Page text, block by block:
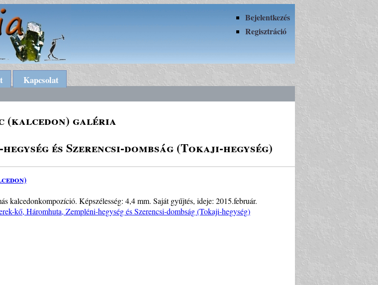
Bejelentkezés
Regisztráció
Kapcsolat
(kalcedon) galéria
és Szerencsi-dombság (Tokaji-hegység)
kalcedonkompozíció. Képszélesség: 4,4 mm. Saját gyűjtés, ideje: 2015.február.
kő, Háromhuta, Zempléni-hegység és Szerencsi-dombság (Tokaji-hegység)